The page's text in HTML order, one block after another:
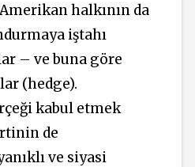
halkının da
iştahı
– ve buna göre
(hedge).
kabul etmek
de
ve siyasi